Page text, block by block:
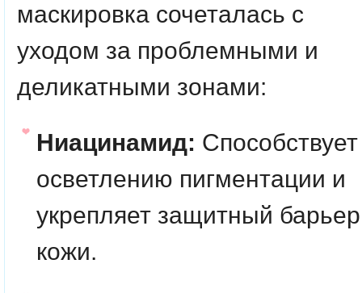
маскировка сочеталась с
уходом за проблемными и
деликатными зонами:
Ниацинамид: Способствует
осветлению пигментации и
укрепляет защитный барьер
кожи.